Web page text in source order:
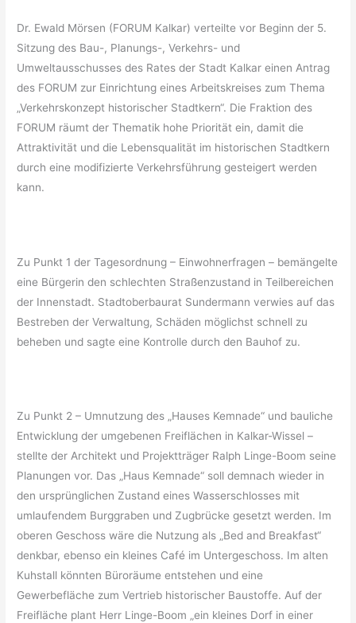
Dr. Ewald Mörsen (FORUM Kalkar) verteilte vor Beginn der 5.
Sitzung des Bau-, Planungs-, Verkehrs- und
Umweltausschusses des Rates der Stadt Kalkar einen Antrag
des FORUM zur Einrichtung eines Arbeitskreises zum Thema
„Verkehrskonzept historischer Stadtkern“. Die Fraktion des
FORUM räumt der Thematik hohe Priorität ein, damit die
Attraktivität und die Lebensqualität im historischen Stadtkern
durch eine modifizierte Verkehrsführung gesteigert werden
kann.
Zu Punkt 1 der Tagesordnung – Einwohnerfragen – bemängelte
eine Bürgerin den schlechten Straßenzustand in Teilbereichen
der Innenstadt. Stadtoberbaurat Sundermann verwies auf das
Bestreben der Verwaltung, Schäden möglichst schnell zu
beheben und sagte eine Kontrolle durch den Bauhof zu.
Zu Punkt 2 – Umnutzung des „Hauses Kemnade“ und bauliche
Entwicklung der umgebenen Freiflächen in Kalkar-Wissel –
stellte der Architekt und Projektträger Ralph Linge-Boom seine
Planungen vor. Das „Haus Kemnade“ soll demnach wieder in
den ursprünglichen Zustand eines Wasserschlosses mit
umlaufendem Burggraben und Zugbrücke gesetzt werden. Im
oberen Geschoss wäre die Nutzung als „Bed and Breakfast“
denkbar, ebenso ein kleines Café im Untergeschoss. Im alten
Kuhstall könnten Büroräume entstehen und eine
Gewerbefläche zum Vertrieb historischer Baustoffe. Auf der
Freifläche plant Herr Linge-Boom „ein kleines Dorf in einer